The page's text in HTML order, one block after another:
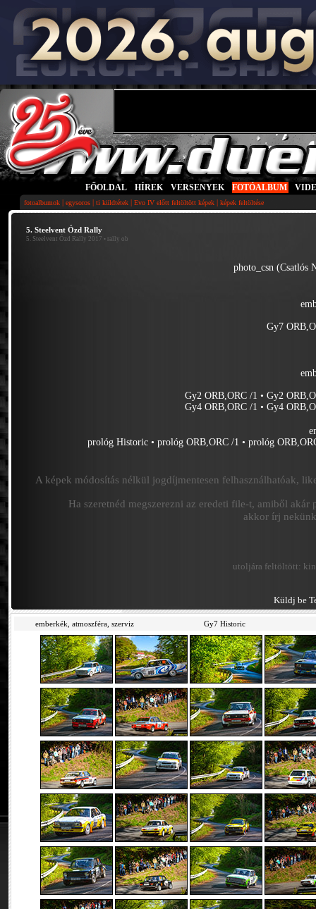
FŐOLDAL HÍREK VERSENYEK FOTÓALBUM
fotoalbumok | egysoros | ti küldtétek | Evo IV előtt feltöltött képek | képek feltöltése
5. Steelvent Ózd Rally
5. Steelvent Ózd Rally 2017 • rally ob
photo_csn (Csatlós
Gy7
Gy2 ORB,ORC /1 •Gy2
Gy4 ORB,ORC /1 •Gy4
prológ Historic •prológ ORB,ORC /1 •prológ
A képek módosítás nélkül jogdíjmentesen felhasználhatóak,
Ha szeretnéd megszerezni az eredeti file-t, amiből akár
akkor írj
utoljára feltöltött:
Küldj be
emberkék, atmoszféra, szerviz Gy7 Historic